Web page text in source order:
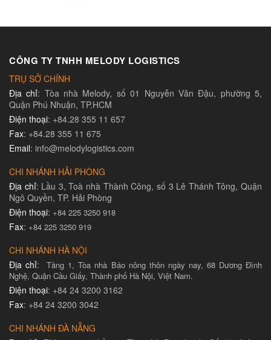
CÔNG TY TNHH MELODY LOGISTICS
TRỤ SỞ CHÍNH
Địa chỉ: Tòa nhà Melody, số 01 Nguyễn Văn Đậu, phường 5,
Quận Phú Nhuận, TP.HCM
Điện thoại: +84.28 355 11 657
Fax: +84.28 355 11 675
Email: info@melodylogistics.com
CHI NHÁNH HẢI PHÒNG
Địa chỉ: Lầu 3, Toà nhà Thành Công, số 3 Lê Thánh Tông, Quận
Ngô Quyền, TP. Hải Phòng
Điện thoại: +84 225 3250 918
Fax: +84 225 3250 919
CHI NHÁNH HÀ NỘI
Địa chỉ:
Tầng 1, Tòa nhà Báo nông thôn ngày nay, 68 Dương Đình
Nghệ, Quận Cầu Giấy, Thành phố Hà Nội, Việt Nam.
Điện thoại: +84 24 3200 3162
Fax: +84 24 3200 3042
CHI NHÁNH ĐÀ NẴNG